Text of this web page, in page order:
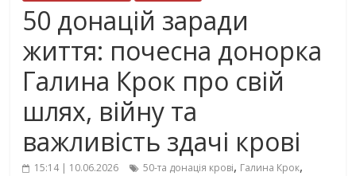
50 донацій заради
життя: почесна донорка
Галина Крок про свій
шлях, війну та
важливість здачі крові
15:14 | 10.06.2026 50-та донація крові, Галина Крок,